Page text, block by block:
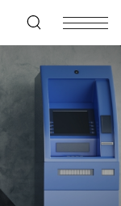
(495) 967-80-80